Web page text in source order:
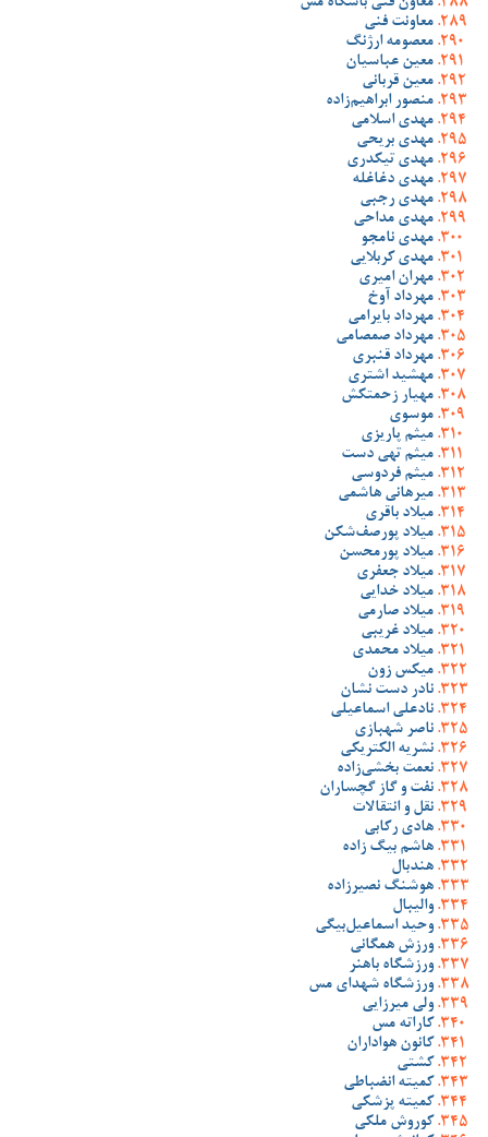
معاون فنی باشگاه مس
معاونت فنی
معصومه ارژنگ
معین عباسیان
معین قربانی
منصور ابراهیم‌زاده
مهدی اسلامی
مهدی بریحی
مهدی تیکدری
مهدی دغاغله
مهدی رجبی
مهدی مداحی
مهدی نامجو
مهدی کربلایی
مهران امیری
مهرداد آوخ
مهرداد بایرامی
مهرداد صمصامی
مهرداد قنبری
مهشید اشتری
مهیار زحمتکش
موسوی
میثم پاریزی
میثم تهی دست
میثم فردوسی
میرهانی هاشمی
میلاد باقری
میلاد پورصف‌شکن
میلاد پورمحسن
میلاد جعفری
میلاد خدایی
میلاد صارمی
میلاد غریبی
میلاد محمدی
میکس زون
نادر دست نشان
نادعلی اسماعیلی
ناصر شهبازی
نشریه الکتریکی
نعمت بخشی‌زاده
نفت و گاز گچساران
نقل و انتقالات
هادی رکابی
هاشم بیگ زاده
هندبال
هوشنگ نصیرزاده
والیبال
وحید اسماعیل‌بیگی
ورزش همگانی
ورزشگاه باهنر
ورزشگاه شهدای مس
ولی میرزایی
کاراته مس
کانون هواداران
کشتی
کمیته انضباطی
کمیته پزشکی
کوروش ملکی